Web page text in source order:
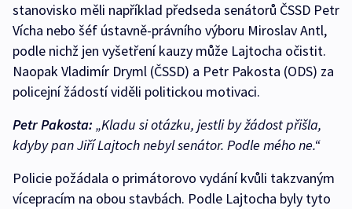
stanovisko měli například předseda senátorů ČSSD Petr
Vícha nebo šéf ústavně-právního výboru Miroslav Antl,
podle nichž jen vyšetření kauzy může Lajtocha očistit.
Naopak Vladimír Dryml (ČSSD) a Petr Pakosta (ODS) za
policejní žádostí viděli politickou motivaci.
Petr Pakosta: „Kladu si otázku, jestli by žádost přišla,
kdyby pan Jiří Lajtoch nebyl senátor. Podle mého ne.“
Policie požádala o primátorovo vydání kvůli takzvaným
vícepracím na obou stavbách. Podle Lajtocha byly tyto